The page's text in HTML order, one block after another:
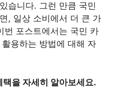
습니다. 그런 만큼 국민
, 일상 소비에서 더 큰 가
번 포스트에서는 국민 카
용하는 방법에 대해 자
을 자세히 알아보세요.